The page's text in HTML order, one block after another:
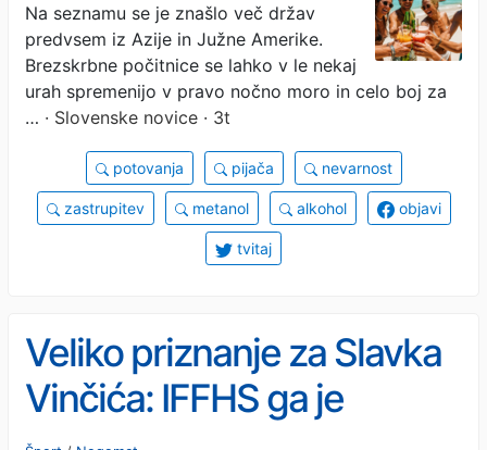
držav, med njimi tudi
priljubljena Turčija
Na seznamu se je znašlo več držav
predvsem iz Azije in Južne Amerike.
Brezskrbne počitnice se lahko v le nekaj
urah spremenijo v pravo nočno moro in celo boj za
… · Slovenske novice · 3t
potovanja pijača nevarnost
zastrupitev metanol alkohol objavi
tvitaj
Veliko priznanje za Slavka
Vinčića: IFFHS ga je